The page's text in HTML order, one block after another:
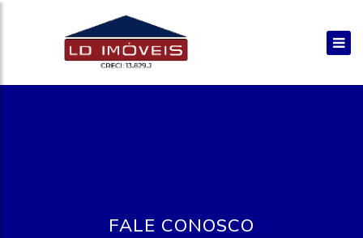
FALE CONOSCO